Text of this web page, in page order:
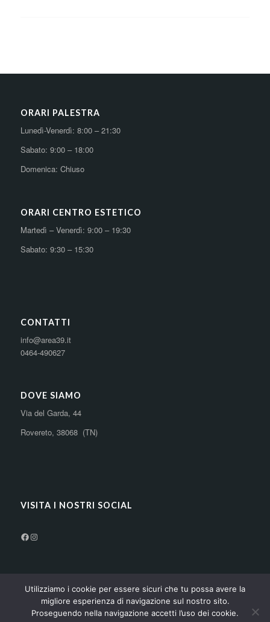
ORARI PALESTRA
Lunedì-Venerdì: 8:00 – 21:30
Sabato: 9:00 – 18:00
Domenica: Chiuso
ORARI CENTRO ESTETICO
Martedì – Venerdì: 9:00 – 19:30
Sabato: 9:30 – 15:30
CONTATTI
info@area39.it
0464-490627
DOVE SIAMO
Via del Garda, 44
Rovereto, 38068 (TN)
VISITA I NOSTRI SOCIAL
Copyright - Area39 Wellness Space - IMSACTIVE SAS di Caldonazzi Alice &
C. - P.I. C.F. 02796460224 imsactive@legalmail.it
Utilizziamo i cookie per essere sicuri che tu possa avere la
migliore esperienza di navigazione sul nostro sito.
Proseguendo nella navigazione accetti l’uso dei cookie.